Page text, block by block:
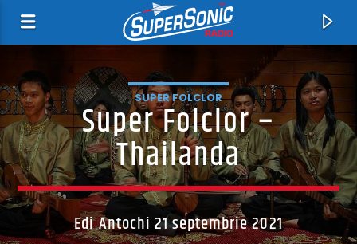
SUPER FOLCLOR
Super Folclor –
Thailanda
Edi Antochi 21 septembrie 2021